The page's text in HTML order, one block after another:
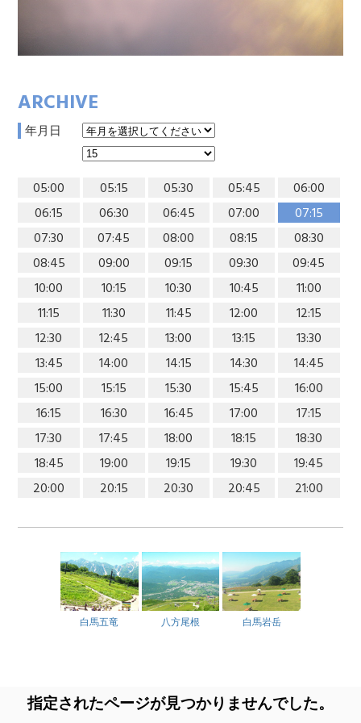
ARCHIVE
年月日
05:00 05:15 05:30 05:45
06:00
06:15
06:30 06:45 07:00
07:15
07:30
07:45 08:00 08:15
08:30
08:45
09:00 09:15 09:30
09:45
10:00
10:15 10:30 10:45
11:00
11:15
11:30 11:45 12:00
12:15
12:30
12:45 13:00 13:15
13:30
13:45
14:00 14:15 14:30
14:45
15:00
15:15 15:30 15:45
16:00
16:15
16:30 16:45 17:00
17:15
17:30
17:45 18:00 18:15
18:30
18:45
19:00 19:15 19:30
19:45
20:00
20:15 20:30 20:45 21:00
白馬五竜 八方尾根 白馬岩岳